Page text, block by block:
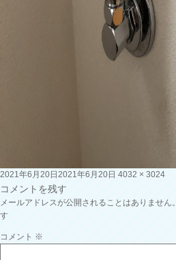
投
稿
日:
2021年6月20日 2021年6月20日 フ
サ
4032 × 3024
コメントを残す
メールアドレスが公開されることはありません。
す
コメント ※